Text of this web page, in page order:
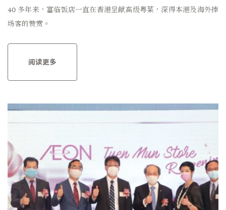
40 多年来，富临饭店一直在香港呈献高级粤菜，深得本港及海外捧
场客的赞赏。
阅读更多